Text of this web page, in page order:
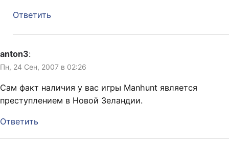
Ответить
anton3:
Пн, 24 Сен, 2007 в 02:26
Сам факт наличия у вас игры Manhunt является
преступлением в Новой Зеландии.
Ответить